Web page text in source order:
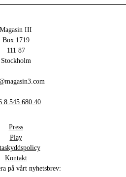
Magasin III
Box 1719
111 87
Stockholm
8 545 680 40
Press
Play
Kontakt
på vårt nyhetsbrev: